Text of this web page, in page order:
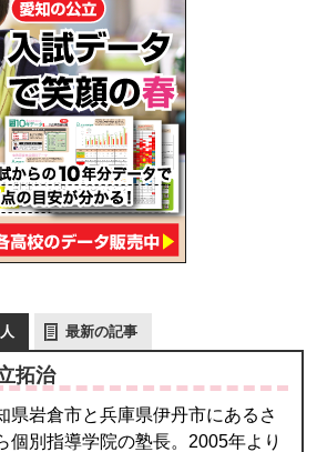
最新の記事
拓治
県岩倉市と兵庫県伊丹市にあるさ
個別指導学院の塾長。2005年より